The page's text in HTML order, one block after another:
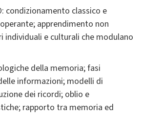
condizionamento classico e
apprendimento non
e culturali che modulano
della memoria; fasi
informazioni; modelli di
dei ricordi; oblio e
rapporto tra memoria ed